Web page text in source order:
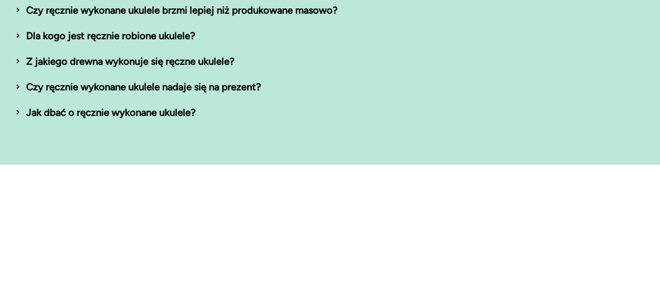
Czy ręcznie wykonane ukulele brzmi lepiej niż produkowane masowo?
Dla kogo jest ręcznie robione ukulele?
Z jakiego drewna wykonuje się ręczne ukulele?
Czy ręcznie wykonane ukulele nadaje się na prezent?
Jak dbać o ręcznie wykonane ukulele?